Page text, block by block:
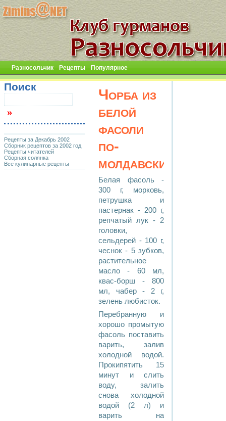
Разносольчик Рецепты Популярное
Чорба из
белой
фасоли
по-
молдавски
Белая фасоль -
300 г, морковь,
петрушка и
пастернак - 200 г,
репчатый лук - 2
головки,
сельдерей - 100 г,
чеснок - 5 зубков,
растительное
масло - 60 мл,
квас-борш - 800
мл, чабер - 2 г,
зелень любисток.
Перебранную и
хорошо промытую
фасоль поставить
варить, залив
холодной водой.
Прокипятить 15
минут и слить
воду, залить
снова холодной
водой (2 л) и
варить на
Поиск
Рецепты за Декабрь 2002
Сборник рецептов за 2002 год
Рецепты читателей
Сборная солянка
Все кулинарные рецепты